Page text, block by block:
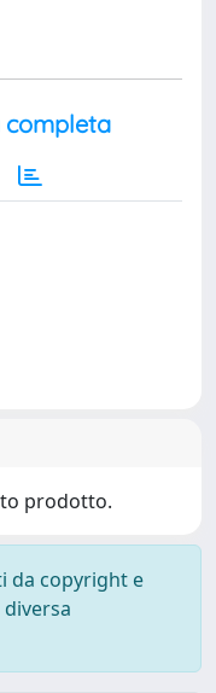
completa
prodotto.
da copyright e